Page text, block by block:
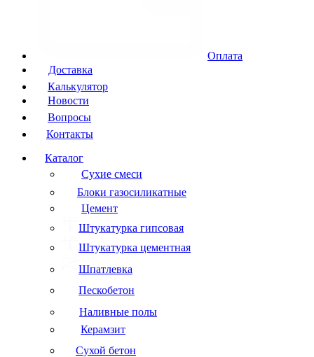
Оплата
Доставка
Калькулятор
Новости
Вопросы
Контакты
Каталог
Сухие смеси
Блоки газосиликатные
Цемент
Штукатурка гипсовая
Штукатурка цементная
Шпатлевка
Пескобетон
Наливные полы
Керамзит
Сухой бетон